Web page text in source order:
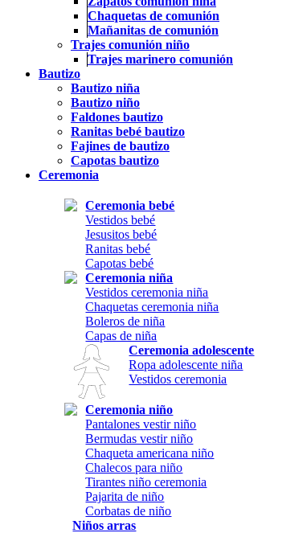
Chaquetas de comunión
Mañanitas de comunión
Trajes comunión niño
Trajes marinero comunión
Bautizo
Bautizo niña
Bautizo niño
Faldones bautizo
Ranitas bebé bautizo
Fajines de bautizo
Capotas bautizo
Ceremonia
Ceremonia bebé
Vestidos bebé
Jesusitos bebé
Ranitas bebé
Capotas bebé
Ceremonia niña
Vestidos ceremonia niña
Chaquetas ceremonia niña
Boleros de niña
Capas de niña
Ceremonia adolescente
Ropa adolescente niña
Vestidos ceremonia
Ceremonia niño
Pantalones vestir niño
Bermudas vestir niño
Chaqueta americana niño
Chalecos para niño
Tirantes niño ceremonia
Pajarita de niño
Corbatas de niño
Niños arras